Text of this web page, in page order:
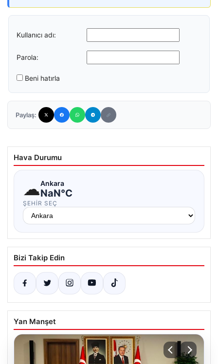
Kullanıcı adı:
Parola:
Beni hatırla
Paylaş:
Hava Durumu
☁Ankara
NaN°C
ŞEHIR SEÇ
Bizi Takip Edin
Yan Manşet